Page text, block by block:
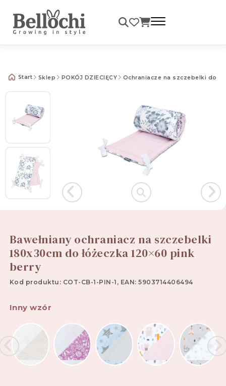
Darmowa dostawa od 99 zł
Start Sklep POKÓJ DZIECIĘCY Ochraniacze na szczebelki do
Bawełniany ochraniacz na szczebelki
180x30cm do łóżeczka 120×60 pink
berry
Kod produktu: COT-CB-1-PIN-1, EAN: 5903714406494
Inny wzór